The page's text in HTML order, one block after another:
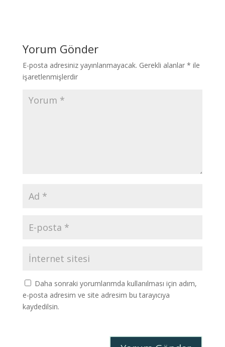
Yorum Gönder
E-posta adresiniz yayınlanmayacak. Gerekli alanlar * ile
işaretlenmişlerdir
Daha sonraki yorumlarımda kullanılması için adım,
e-posta adresim ve site adresim bu tarayıcıya
kaydedilsin.